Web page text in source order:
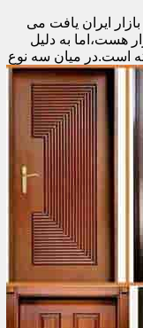
ایران یافت می
هست،اما به دلیل
است.در میان سه نوع